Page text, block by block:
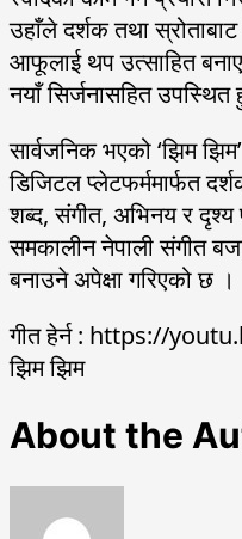
उहाँले दर्शक तथा
आफूलाई थप उत्साहित
नयाँ सिर्जनासहित
सार्वजनिक भएको ‘झिम
डिजिटल प्लेटफर्ममार्फत
शब्द, संगीत, अभिनय र
समकालीन नेपाली संगीत
बनाउने अपेक्षा गरिएको छ ।
गीत हेर्न : https://
झिम झिम
About the